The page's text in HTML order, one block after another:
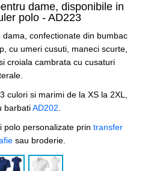
dame, disponibile in
polo - AD223
confectionate din bumbac
cu umeri cusuti, maneci scurte,
croiala cambrata cu cusaturi
culori si marimi de la XS la 2XL,
barbatiAD202
polo personalizate prin transfer
sau broderie.